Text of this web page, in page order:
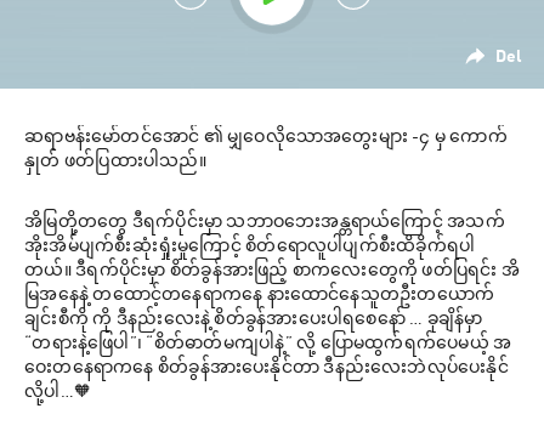
Del
ဆရာဗန်းမော်တင်အောင် ၏ မျှဝေလိုသောအတွေးများ -၄ မှ ကောက်
နှုတ် ဖတ်ပြထားပါသည်။
အိမြတို့တတွေ ဒီရက်ပိုင်းမှာ သဘာဝဘေးအန္တရာယ်ကြောင့် အသက်
အိုးအိမ်ပျက်စီးဆုံးရှုံးမှုကြောင့် စိတ်ရောလူပါပျက်စီးထိခိုက်ရပါ
တယ်။ ဒီရက်ပိုင်းမှာ စိတ်ခွန်အားဖြည့် စာကလေးတွေကို ဖတ်ပြရင်း အိ
မြအနေနဲ့ တထောင့်တနေရာကနေ နားထောင်နေသူတဦးတယောက်
ချင်းစီကို ကို ဒီနည်း​လေးနဲ့ စိတ်ခွန်အားပေးပါရစေနော် … ခုချိန်မှာ
“တရားနဲ့​ဖြေပါ”၊ “စိတ်ဓာတ်မကျပါနဲ့” လို့ ပြောမထွက်ရက်​ပေမယ့် အ​
ဝေးတနေရာက​နေ စိတ်ခွန်အား​ပေးနိုင်တာ ဒီနည်း​လေးဘဲလုပ်​ပေးနိုင်
လို့ပါ…🧡